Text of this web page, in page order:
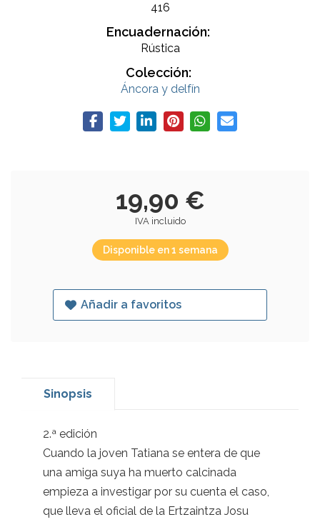
416
Encuadernación:
Rústica
Colección:
Áncora y delfín
19,90 €
IVA incluido
Disponible en 1 semana
Añadir a favoritos
Sinopsis
2.ª edición
Cuando la joven Tatiana se entera de que
una amiga suya ha muerto calcinada
empieza a investigar por su cuenta el caso,
que lleva el oficial de la Ertzaintza Josu